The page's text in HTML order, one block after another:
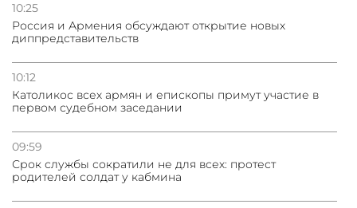
10:25
Россия и Армения обсуждают открытие новых
диппредставительств
10:12
Католикос всех армян и епископы примут участие в
первом судебном заседании
09:59
Срок службы сократили не для всех: протест
родителей солдат у кабмина
31.07.2026
31.07.2026
условии прекращения огня